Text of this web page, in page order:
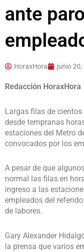
ante
HoraxHora junio 20,
Redacción HoraxHora
Largas filas de
desde tempranas
estaciones del Metro
convocados por los
A pesar de que
normal las filas en
ingreso a las
empleados del
de labores.
Gary Alexander
la prensa que varios